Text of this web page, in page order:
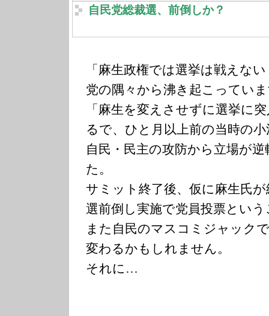
自民党総裁選、前倒しか？
「麻生政権では選挙は戦えな
党の隅々から沸き起こってい
「麻生を変えさせずに選挙に
るで、ひと月以上前の当時の
自民・民主の攻防から立場が
た。
サミット終了後、仮に麻生氏
選前倒し実施で党員投票とい
また自民のマスコミジャック
変わるかもしれません。
それに…